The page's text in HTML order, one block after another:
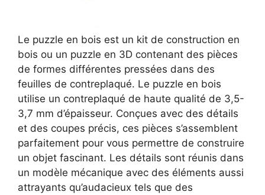
Le puzzle en bois est un kit de construction en
bois ou un puzzle en 3D contenant des pièces
de formes différentes pressées dans des
feuilles de contreplaqué. Le puzzle en bois
utilise un contreplaqué de haute qualité de 3,5-
3,7 mm d’épaisseur. Conçues avec des détails
et des coupes précis, ces pièces s’assemblent
parfaitement pour vous permettre de construire
un objet fascinant. Les détails sont réunis dans
un modèle mécanique avec des éléments aussi
attrayants qu’audacieux tels que des